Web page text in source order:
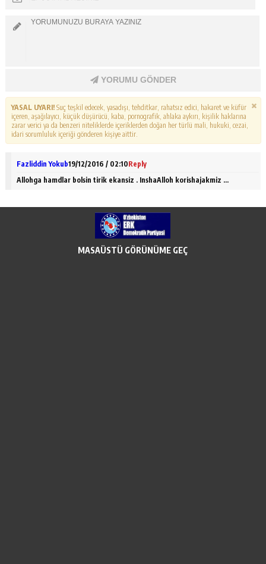
YORUMU GÖNDER
YASAL UYARI!Suç teşkil edecek, yasadışı, tehditkar, rahatsız edici, hakaret ve küfür
içeren, aşağılayıcı, küçük düşürücü, kaba, pornografik, ahlaka aykırı, kişilik haklarına
zarar verici ya da benzeri niteliklerde içeriklerden doğan her türlü mali, hukuki, cezai,
idari sorumluluk içeriği gönderen kişiye aittir.
Fazliddin Yokub19/12/2016 / 02:10Reply
Allohga hamdlar bolsin tirik ekansiz . InshaAlloh korishajakmiz …
MASAÜSTÜ GÖRÜNÜME GEÇ